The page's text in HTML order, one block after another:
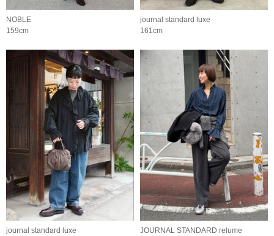
NOBLE
159cm
journal standard luxe
161cm
journal standard luxe
JOURNAL STANDARD relume